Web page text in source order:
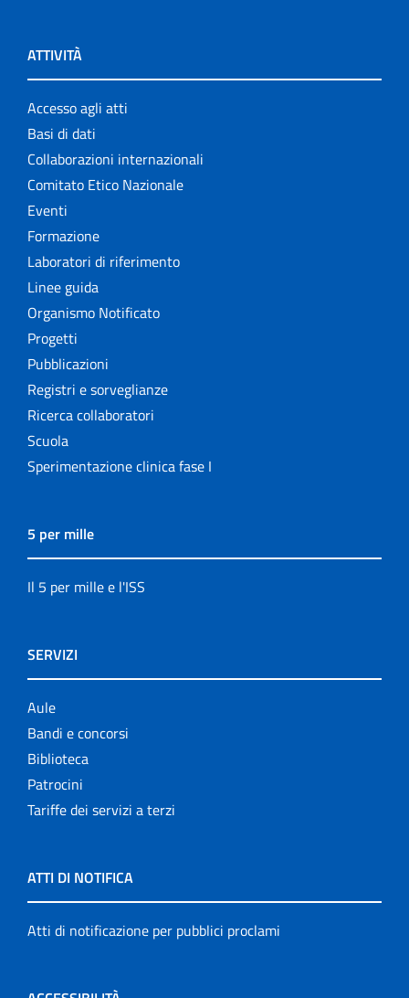
ATTIVITÀ
Accesso agli atti
Basi di dati
Collaborazioni internazionali
Comitato Etico Nazionale
Eventi
Formazione
Laboratori di riferimento
Linee guida
Organismo Notificato
Progetti
Pubblicazioni
Registri e sorveglianze
Ricerca collaboratori
Scuola
Sperimentazione clinica fase I
5 per mille
Il 5 per mille e l'ISS
SERVIZI
Aule
Bandi e concorsi
Biblioteca
Patrocini
Tariffe dei servizi a terzi
ATTI DI NOTIFICA
Atti di notificazione per pubblici proclami